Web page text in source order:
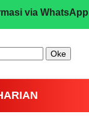
via WhatsApp